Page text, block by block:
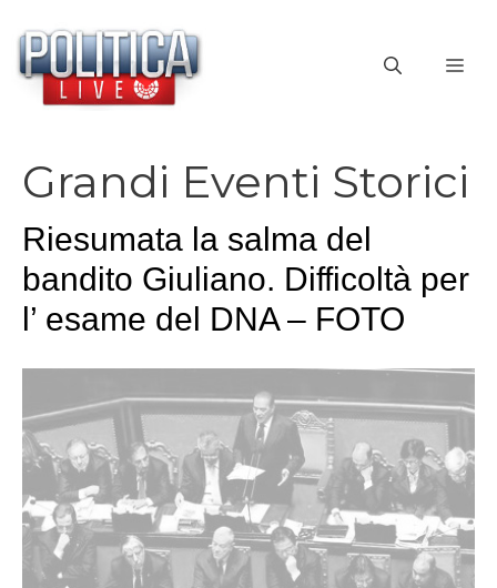
contenuto
Grandi Eventi Storici
Riesumata la salma del
bandito Giuliano. Difficoltà per
l’ esame del DNA – FOTO